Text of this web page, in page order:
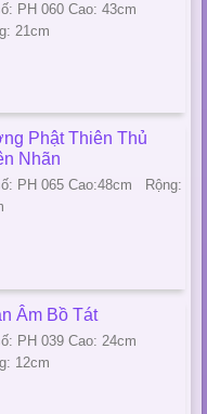
PH 060 Cao: 43cm
21cm
Phật Thiên Thủ
Nhãn
PH 065 Cao:48cm Rộng:
Âm Bồ Tát
PH 039 Cao: 24cm
12cm